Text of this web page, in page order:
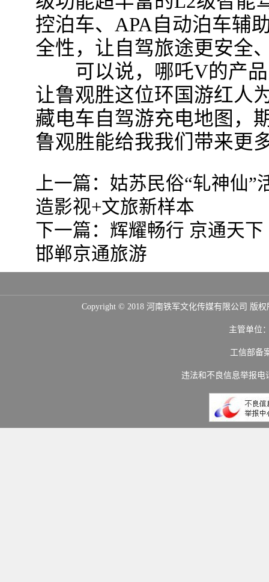
控泊车、APA自动泊车辅
全性，让自驾旅途更安全
可以说，哪吒V的产品
让鲁观胜这位环国游红人
藏电车自驾游充电地图，
鲁观胜能给我我们带来更
上一篇： 姑苏民俗“轧神仙”
造影视+文旅新样本
下一篇： 辉耀畅行 京通天
邯郸京通旅游
Copyright © 2018 河南铁军文化传媒有限公司 版
主管单位
工信部备
违法和不良信息举报